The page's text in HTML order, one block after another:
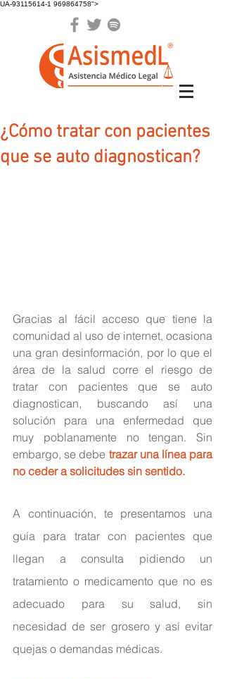
UA-93115614-1 969864758">
¿Cómo tratar con pacientes
que se auto diagnostican?
Gracias al fácil acceso que tiene la
comunidad al uso de internet, ocasiona
una gran desinformación, por lo que el
área de la salud corre el riesgo de
tratar con pacientes que se auto
diagnostican, buscando así una
solución para una enfermedad que
muy poblanamente no tengan. Sin
embargo, se debe trazar una línea para
no ceder a solicitudes sin sentido.
A continuación, te presentamos una
guía para tratar con pacientes que
llegan a consulta pidiendo un
tratamiento o medicamento que no es
adecuado para su salud, sin
necesidad de ser grosero y así evitar
quejas o demandas médicas.